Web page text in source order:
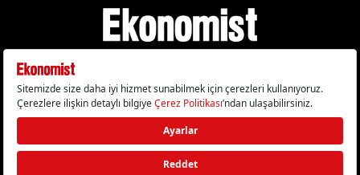
Gizlilik Politikası Çerez Politikası Çerezleri Sıfırla
KVKK Metni Künye İletişim